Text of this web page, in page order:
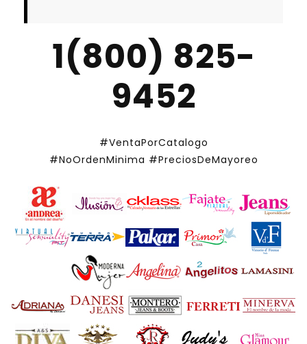
1(800) 825-
9452
#VentaPorCatalogo
#NoOrdenMinima #PreciosDeMayoreo